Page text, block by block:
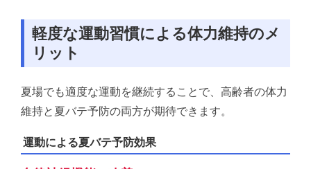
軽度な運動習慣による体力維持のメ
リット
夏場でも適度な運動を継続することで、高齢者の体力
維持と夏バテ予防の両方が期待できます。
運動による夏バテ予防効果